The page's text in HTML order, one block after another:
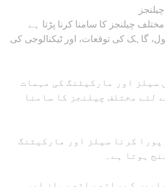
چیلنجز کا سامنا کرنا پڑتا ہے
گاہک کی توقعات، اور ٹیکنالوجی کی
سیلز اور مارکیٹنگ کی مہمات
لئے مختلف چیلنجز کا سامنا
کرنا سیلز اور مارکیٹنگ
ہوتا ہے۔